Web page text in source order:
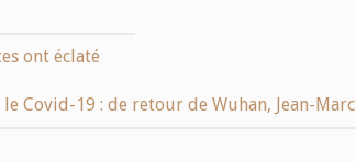
ont éclaté
Covid-19 : de retour de Wuhan, Jean-